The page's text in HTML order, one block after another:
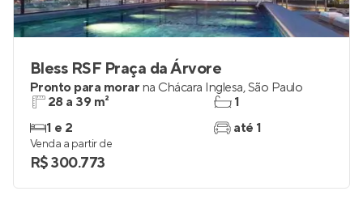
Bless RSF Praça da Árvore
Pronto para morar na Chácara Inglesa,São Paulo
28 a 39 m²
1 e 2
1
até 1
Venda a partir de
R$ 300.773